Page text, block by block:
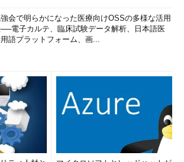
会で明らかになった医療向けOSSの多様な活用
電子カルテ、臨床試験データ解析、日本語医
語プラットフォーム、画...